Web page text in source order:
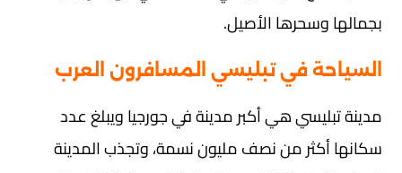
بجمالها وسحرها الأصيل.
السياحة في تبليسي المسافرون العرب
مدينة تبليسي هي أكبر مدينة في جورجيا ويبلغ عدد
سكانها أكثر من نصف مليون نسمة، وتجذب المدينة